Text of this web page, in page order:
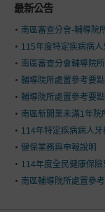
最新公告
南區審查分會-輔導院
115年度特定疾病病
南區審查分會輔導院
輔導院所處置參考要
輔導院所處置參考要
南區新開業未滿1年
114年特定疾病病人
健保業務與申報說明
114年度全民健康保
南區輔導院所處置參